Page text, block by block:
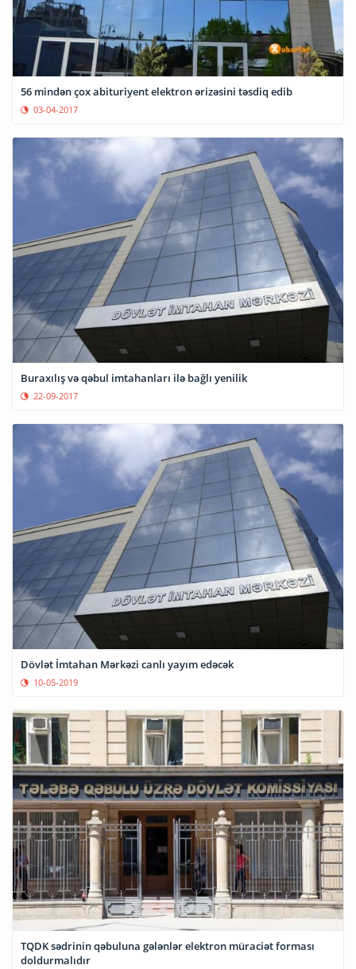
56 mindən çox abituriyent elektron ərizəsini təsdiq edib
03-04-2017
Buraxılış və qəbul imtahanları ilə bağlı yenilik
22-09-2017
Dövlət İmtahan Mərkəzi canlı yayım edəcək
10-05-2019
TQDK sədrinin qəbuluna gələnlər elektron müraciət forması
doldurmalıdır